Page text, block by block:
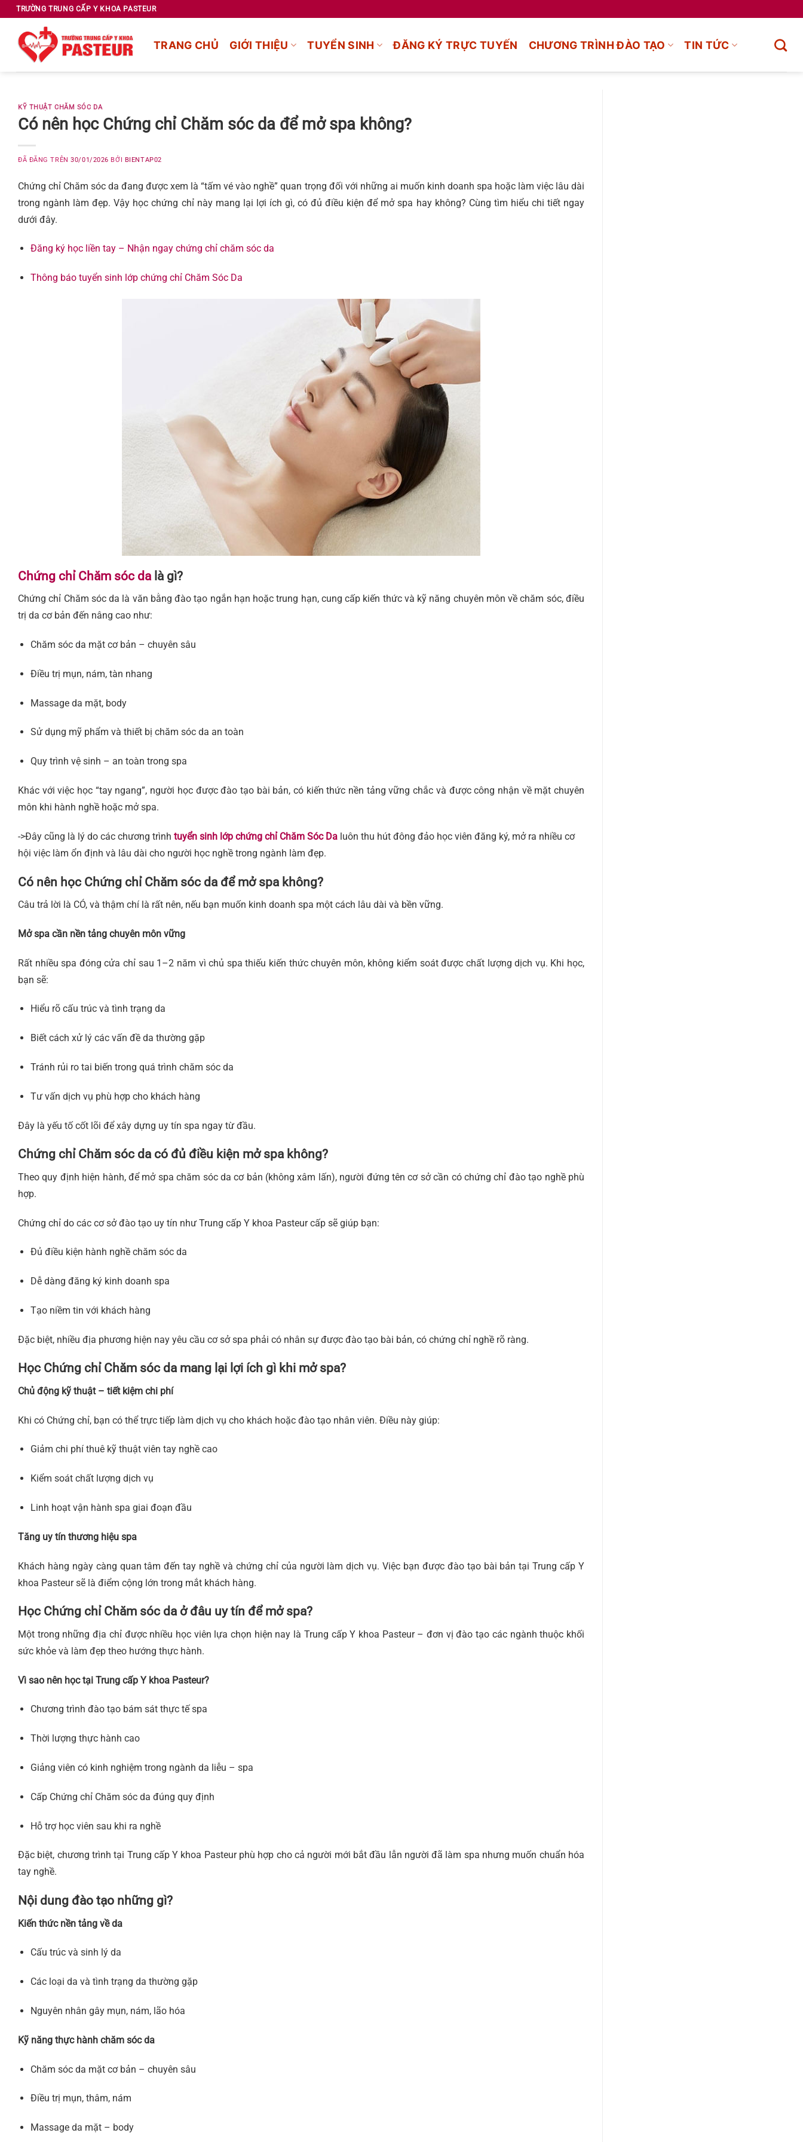
ChuyểnTRƯỜNG TRUNG CẤP Y KHOA PASTEUR
TRANG CHỦ GIỚI THIỆU TUYỂN SINH ĐĂNG KÝ TRỰC TUYẾN CHƯƠNG TRÌNH ĐÀO TẠO TIN TỨC
KỸ THUẬT CHĂM SÓC DA
Có nên học Chứng chỉ Chăm sóc da để mở spa không?
ĐÃ ĐĂNG TRÊN30/01/2026 BỞI BIENTAP02
Chứng chỉ Chăm sóc da đang được xem là “tấm vé vào nghề” quan trọng đối với những ai muốn kinh doanh spa hoặc làm việc lâu dài
trong ngành làm đẹp. Vậy học chứng chỉ này mang lại lợi ích gì, có đủ điều kiện để mở spa hay không? Cùng tìm hiểu chi tiết ngay
dưới đây.
Đăng ký học liền tay – Nhận ngay chứng chỉ chăm sóc da
Thông báo tuyển sinh lớp chứng chỉ Chăm Sóc Da
Chứng chỉ Chăm sóc da là gì?
Chứng chỉ Chăm sóc da là văn bằng đào tạo ngắn hạn hoặc trung hạn, cung cấp kiến thức và kỹ năng chuyên môn về chăm sóc, điều
trị da cơ bản đến nâng cao như:
Chăm sóc da mặt cơ bản – chuyên sâu
Điều trị mụn, nám, tàn nhang
Massage da mặt, body
Sử dụng mỹ phẩm và thiết bị chăm sóc da an toàn
Quy trình vệ sinh – an toàn trong spa
Khác với việc học “tay ngang”, người học được đào tạo bài bản, có kiến thức nền tảng vững chắc và được công nhận về mặt chuyên
môn khi hành nghề hoặc mở spa.
->Đây cũng là lý do các chương trình tuyển sinh lớp chứng chỉ Chăm Sóc Da luôn thu hút đông đảo học viên đăng ký, mở ra nhiều cơ
hội việc làm ổn định và lâu dài cho người học nghề trong ngành làm đẹp.
Có nên học Chứng chỉ Chăm sóc da để mở spa không?
Câu trả lời là CÓ, và thậm chí là rất nên, nếu bạn muốn kinh doanh spa một cách lâu dài và bền vững.
Mở spa cần nền tảng chuyên môn vững
Rất nhiều spa đóng cửa chỉ sau 1–2 năm vì chủ spa thiếu kiến thức chuyên môn, không kiểm soát được chất lượng dịch vụ. Khi học,
bạn sẽ:
Hiểu rõ cấu trúc và tình trạng da
Biết cách xử lý các vấn đề da thường gặp
Tránh rủi ro tai biến trong quá trình chăm sóc da
Tư vấn dịch vụ phù hợp cho khách hàng
Đây là yếu tố cốt lõi để xây dựng uy tín spa ngay từ đầu.
Chứng chỉ Chăm sóc da có đủ điều kiện mở spa không?
Theo quy định hiện hành, để mở spa chăm sóc da cơ bản (không xâm lấn), người đứng tên cơ sở cần có chứng chỉ đào tạo nghề phù
hợp.
Chứng chỉ do các cơ sở đào tạo uy tín như Trung cấp Y khoa Pasteur cấp sẽ giúp bạn:
Đủ điều kiện hành nghề chăm sóc da
Dễ dàng đăng ký kinh doanh spa
Tạo niềm tin với khách hàng
Đặc biệt, nhiều địa phương hiện nay yêu cầu cơ sở spa phải có nhân sự được đào tạo bài bản, có chứng chỉ nghề rõ ràng.
Học Chứng chỉ Chăm sóc da mang lại lợi ích gì khi mở spa?
Chủ động kỹ thuật – tiết kiệm chi phí
Khi có Chứng chỉ, bạn có thể trực tiếp làm dịch vụ cho khách hoặc đào tạo nhân viên. Điều này giúp:
Giảm chi phí thuê kỹ thuật viên tay nghề cao
Kiểm soát chất lượng dịch vụ
Linh hoạt vận hành spa giai đoạn đầu
Tăng uy tín thương hiệu spa
Khách hàng ngày càng quan tâm đến tay nghề và chứng chỉ của người làm dịch vụ. Việc bạn được đào tạo bài bản tại Trung cấp Y
khoa Pasteur sẽ là điểm cộng lớn trong mắt khách hàng.
Học Chứng chỉ Chăm sóc da ở đâu uy tín để mở spa?
Một trong những địa chỉ được nhiều học viên lựa chọn hiện nay là Trung cấp Y khoa Pasteur – đơn vị đào tạo các ngành thuộc khối
sức khỏe và làm đẹp theo hướng thực hành.
Vì sao nên học tại Trung cấp Y khoa Pasteur?
Chương trình đào tạo bám sát thực tế spa
Thời lượng thực hành cao
Giảng viên có kinh nghiệm trong ngành da liễu – spa
Cấp Chứng chỉ Chăm sóc da đúng quy định
Hỗ trợ học viên sau khi ra nghề
Đặc biệt, chương trình tại Trung cấp Y khoa Pasteur phù hợp cho cả người mới bắt đầu lẫn người đã làm spa nhưng muốn chuẩn hóa
tay nghề.
Nội dung đào tạo những gì?
Kiến thức nền tảng về da
Cấu trúc và sinh lý da
Các loại da và tình trạng da thường gặp
Nguyên nhân gây mụn, nám, lão hóa
Kỹ năng thực hành chăm sóc da
Chăm sóc da mặt cơ bản – chuyên sâu
Điều trị mụn, thâm, nám
Massage da mặt – body